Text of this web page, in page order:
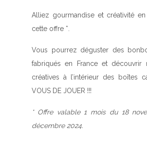
Alliez gourmandise et créativité
cette offre *.
Vous pourrez déguster des
fabriqués en France et découvrir
créatives à l’intérieur des boîtes
VOUS DE JOUER !!!
* Offre valable 1 mois du 18
décembre 2024.